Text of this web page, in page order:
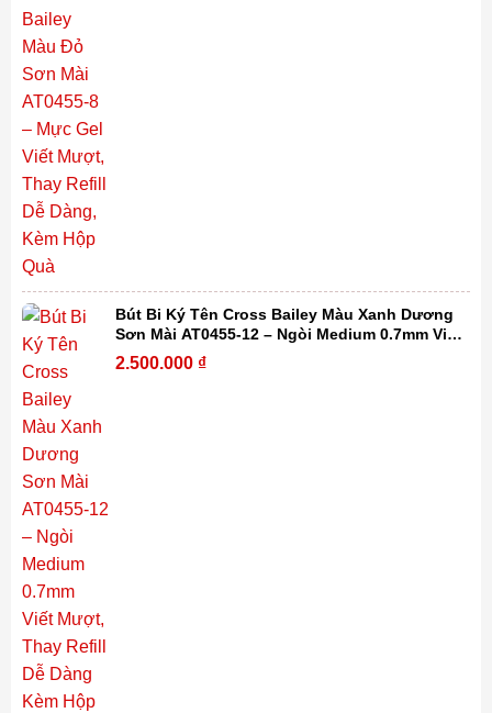
Bút Bi Ký Tên Cross Bailey Màu Xanh Dương
Sơn Mài AT0455-12 – Ngòi Medium 0.7mm Viết
Mượt, Thay Refill Dễ Dàng Kèm Hộp Quà
2.500.000 ₫